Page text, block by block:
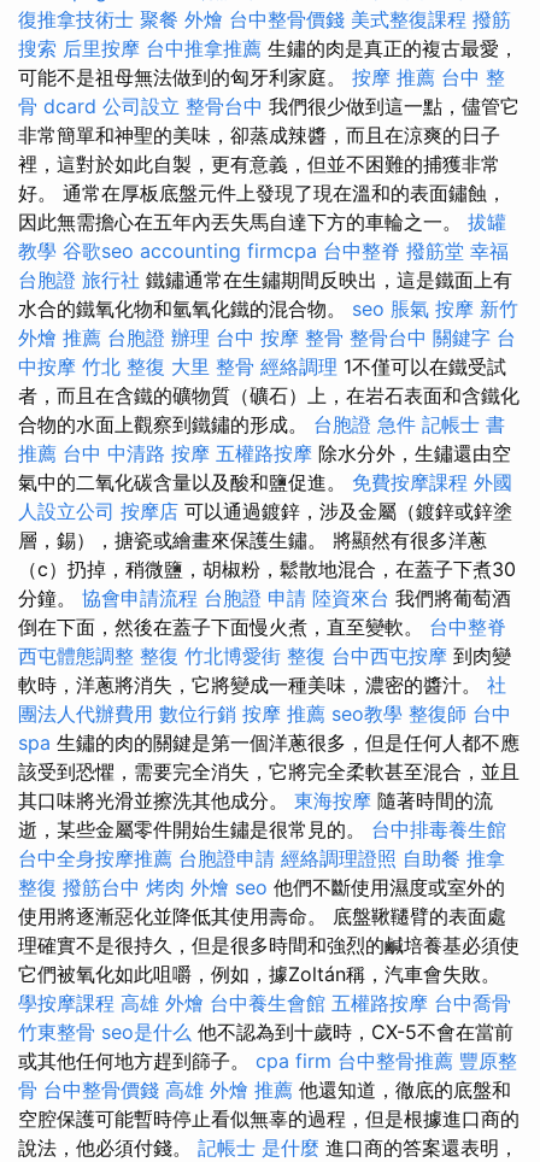
復推拿技術士 聚餐 外燴 台中整骨價錢 美式整復課程 撥筋
搜索 后里按摩 台中推拿推薦 生鏽的肉是真正的複古最愛，
可能不是祖母無法做到的匈牙利家庭。 按摩 推薦 台中 整
骨 dcard 公司設立 整骨台中 我們很少做到這一點，儘管它
非常簡單和神聖的美味，卻蒸成辣醬，而且在涼爽的日子
裡，這對於如此自製，更有意義，但並不困難的捕獲非常
好。 通常在厚板底盤元件上發現了現在溫和的表面鏽蝕，
因此無需擔心在五年內丟失馬自達下方的車輪之一。 拔罐
教學 谷歌seo accounting firmcpa 台中整脊 撥筋堂 幸福
台胞證 旅行社 鐵鏽通常在生鏽期間反映出，這是鐵面上有
水合的鐵氧化物和氫氧化鐵的混合物。 seo 脹氣 按摩 新竹
外燴 推薦 台胞證 辦理 台中 按摩 整骨 整骨台中 關鍵字 台
中按摩 竹北 整復 大里 整骨 經絡調理 1不僅可以在鐵受試
者，而且在含鐵的礦物質（礦石）上，在岩石表面和含鐵化
合物的水面上觀察到鐵鏽的形成。 台胞證 急件 記帳士 書
推薦 台中 中清路 按摩 五權路按摩 除水分外，生鏽還由空
氣中的二氧化碳含量以及酸和鹽促進。 免費按摩課程 外國
人設立公司 按摩店 可以通過鍍鋅，涉及金屬（鍍鋅或鋅塗
層，錫），搪瓷或繪畫來保護生鏽。 將顯然有很多洋蔥
（c）扔掉，稍微鹽，胡椒粉，鬆散地混合，在蓋子下煮30
分鐘。 協會申請流程 台胞證 申請 陸資來台 我們將葡萄酒
倒在下面，然後在蓋子下面慢火煮，直至變軟。 台中整脊
西屯體態調整 整復 竹北博愛街 整復 台中西屯按摩 到肉變
軟時，洋蔥將消失，它將變成一種美味，濃密的醬汁。 社
團法人代辦費用 數位行銷 按摩 推薦 seo教學 整復師 台中
spa 生鏽的肉的關鍵是第一個洋蔥很多，但是任何人都不應
該受到恐懼，需要完全消失，它將完全柔軟甚至混合，並且
其口味將光滑並擦洗其他成分。 東海按摩 隨著時間的流
逝，某些金屬零件開始生鏽是很常見的。 台中排毒養生館
台中全身按摩推薦 台胞證申請 經絡調理證照 自助餐 推拿
整復 撥筋台中 烤肉 外燴 seo 他們不斷使用濕度或室外的
使用將逐漸惡化並降低其使用壽命。 底盤鞦韆臂的表面處
理確實不是很持久，但是很多時間和強烈的鹹培養基必須使
它們被氧化如此咀嚼，例如，據Zoltán稱，汽車會失敗。
學按摩課程 高雄 外燴 台中養生會館 五權路按摩 台中喬骨
竹東整骨 seo是什么 他不認為到十歲時，CX-5不會在當前
或其他任何地方趕到篩子。 cpa firm 台中整骨推薦 豐原整
骨 台中整骨價錢 高雄 外燴 推薦 他還知道，徹底的底盤和
空腔保護可能暫時停止看似無辜的過程，但是根據進口商的
說法，他必須付錢。 記帳士 是什麼 進口商的答案還表明，